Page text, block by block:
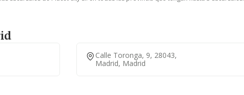
Calle Toronga, 9, 28043,
Madrid, Madrid